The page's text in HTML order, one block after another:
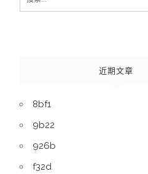
for:
近期文章
8bf1
9b22
926b
f32d